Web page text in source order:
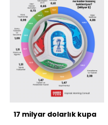
17 milyar dolarlık kupa